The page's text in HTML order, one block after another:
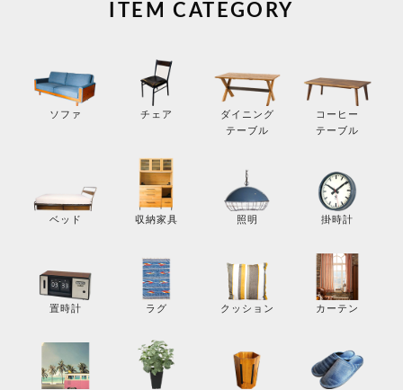
ITEM CATEGORY
ソファ チェア
ダイニング
テーブル
コーヒー
テーブル
ベッド 収納家具 照明 掛時計
置時計 ラグ クッション カーテン